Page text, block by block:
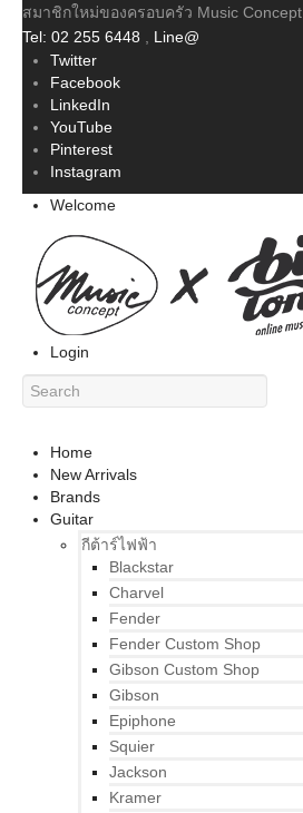
สมาชิกใหม่ของครอบครัว Music Concept
Tel: 02 255 6448
Line@
Twitter
Facebook
LinkedIn
YouTube
Pinterest
Instagram
Welcome
Login
Home
New Arrivals
Brands
Guitar
กีต้าร์ไฟฟ้า
Blackstar
Charvel
Fender
Fender Custom Shop
Gibson Custom Shop
Gibson
Epiphone
Squier
Jackson
Kramer